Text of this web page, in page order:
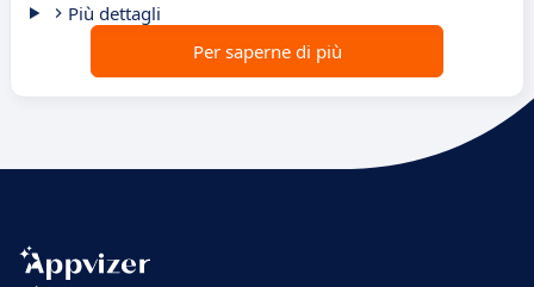
Più dettagli
Per saperne di più